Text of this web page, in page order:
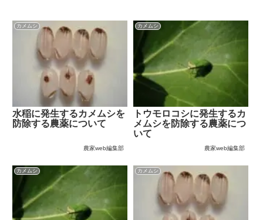
カメムシ
水稲に発生するカメムシを
防除する農薬について
農家web編集部
カメムシ
トウモロコシに発生するカ
メムシを防除する農薬につ
いて
農家web編集部
カメムシ カメムシ